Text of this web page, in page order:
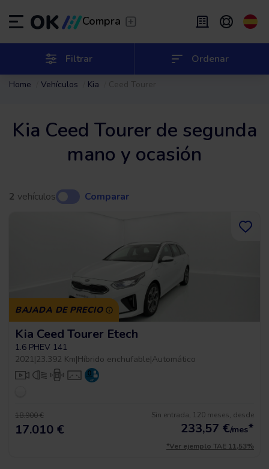
Compra
Transfer/ Deja que te lleven
Renting flexible De 2 a 9 meses
Renting/ De 24 a 60 meses
Filtrar Ordenar
Español (ES)
EN English (UK)
Home Vehículos Kia Ceed Tourer
Kia Ceed Tourer de segunda
mano y ocasión
2 vehículos Comparar
BAJADA DE PRECIO
Kia Ceed Tourer Etech
1.6 PHEV 141
2021|23.392 Km|Híbrido enchufable|Automático
18.900 €
17.010 €
Sin entrada, 120 meses, desde
233,57 €/mes*
*Ver ejemplo TAE 11,53%